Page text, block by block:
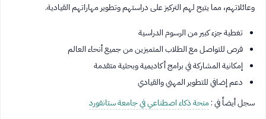
وعائلاتهم، مما يتيح لهم التركيز على دراستهم وتطوير مهاراتهم القيادية.
تغطية جزء كبير من الرسوم الدراسية
فرص للتواصل مع الطلاب المتميزين من جميع أنحاء العالم
إمكانية المشاركة في برامج أكاديمية وبحثية متقدمة
دعم إضافي للتطوير المهني والقيادي
سجل أيضاً في :منحة ذكاء اصطناعي في جامعة ستانفورد